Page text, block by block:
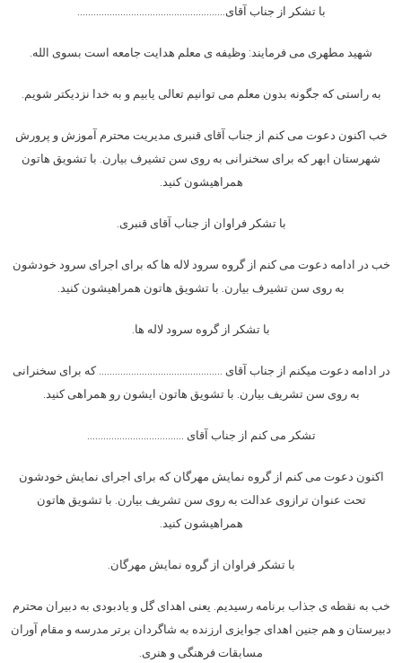
با تشکر از جناب آقای……………………………………………….
شهید مطهری می فرمایند: وظیفه ی معلم هدایت جامعه است بسوی الله.
به راستی که جگونه بدون معلم می توانیم تعالی یابیم و به خدا نزدیکتر شویم.
خب اکنون دعوت می کنم از جناب آقای قنبری مدیریت محترم آموزش و پرورش
شهرستان ابهر که برای سخنرانی به روی سن تشیرف بیارن. با تشویق هاتون
همراهیشون کنید.
با تشکر فراوان از جناب آقای قنبری.
خب در ادامه دعوت می کنم از گروه سرود لاله ها که برای اجرای سرود خودشون
به روی سن تشیرف بیارن. با تشویق هاتون همراهیشون کنید.
با تشکر از گروه سرود لاله ها.
در ادامه دعوت میکنم از جناب آقای ………………………………………. که برای سخنرانی
به روی سن تشریف بیارن. با تشویق هاتون ایشون رو همراهی کنید.
تشکر می کنم از جناب آقای ………………………………
اکنون دعوت می کنم از گروه نمایش مهرگان که برای اجرای نمایش خودشون
تحت عنوان ترازوی عدالت به روی سن تشریف بیارن. با تشویق هاتون
همراهیشون کنید.
با تشکر فراوان از گروه نمایش مهرگان.
خب به نقطه ی جذاب برنامه رسیدیم. یعنی اهدای گل و یادبودی به دبیران محترم
دبیرستان و هم جنین اهدای جوایزی ارزنده به شاگردان برتر مدرسه و مقام آوران
مسابقات فرهنگی و هنری.